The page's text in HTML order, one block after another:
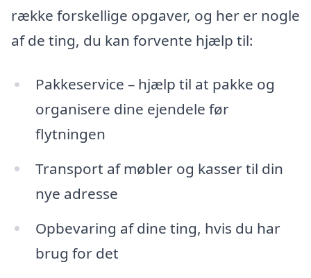
række forskellige opgaver, og her er nogle
af de ting, du kan forvente hjælp til:
Pakkeservice – hjælp til at pakke og
organisere dine ejendele før
flytningen
Transport af møbler og kasser til din
nye adresse
Opbevaring af dine ting, hvis du har
brug for det